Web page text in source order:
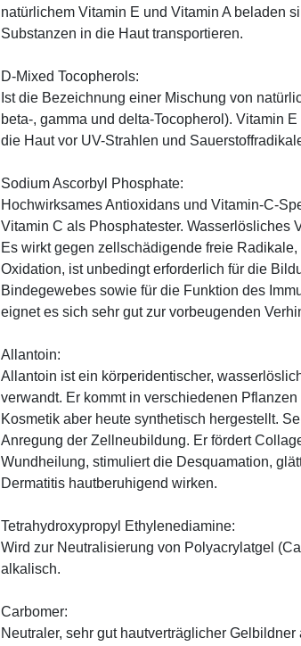
natürlichem Vitamin E und Vitamin A beladen
Substanzen in die Haut transportieren.
D-Mixed Tocopherols:
Ist die Bezeichnung einer Mischung von
beta-, gamma und delta-Tocopherol). Vitamin
die Haut vor UV-Strahlen und
Sodium Ascorbyl Phosphate:
Hochwirksames Antioxidans und Vitamin-C-
Vitamin C als Phosphatester. Wasserlösliches
Es wirkt gegen zellschädigende freie
Oxidation, ist unbedingt erforderlich für die
Bindegewebes sowie für die Funktion des
eignet es sich sehr gut zur vorbeugenden
Allantoin:
Allantoin ist ein körperidentischer,
verwandt. Er kommt in verschiedenen
Kosmetik aber heute synthetisch hergestellt.
Anregung der Zellneubildung. Er fördert
Wundheilung, stimuliert die Desquamation,
Dermatitis hautberuhigend wirken.
Tetrahydroxypropyl Ethylenediamine:
Wird zur Neutralisierung von Polyacrylatgel
alkalisch.
Carbomer:
Neutraler, sehr gut hautverträglicher